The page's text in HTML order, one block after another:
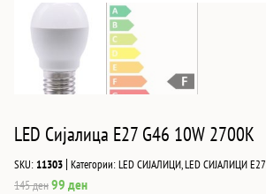
LED Сијалица E27 G46 10W 2700K
SKU:11303 | Категории:LED СИЈАЛИЦИ,LED СИЈАЛИЦИ Е27
145денOriginal
99 денCurrent